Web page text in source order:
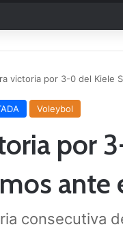
victoria por 3-0 del Kiele
Voleybol
por
ante
consecutiva